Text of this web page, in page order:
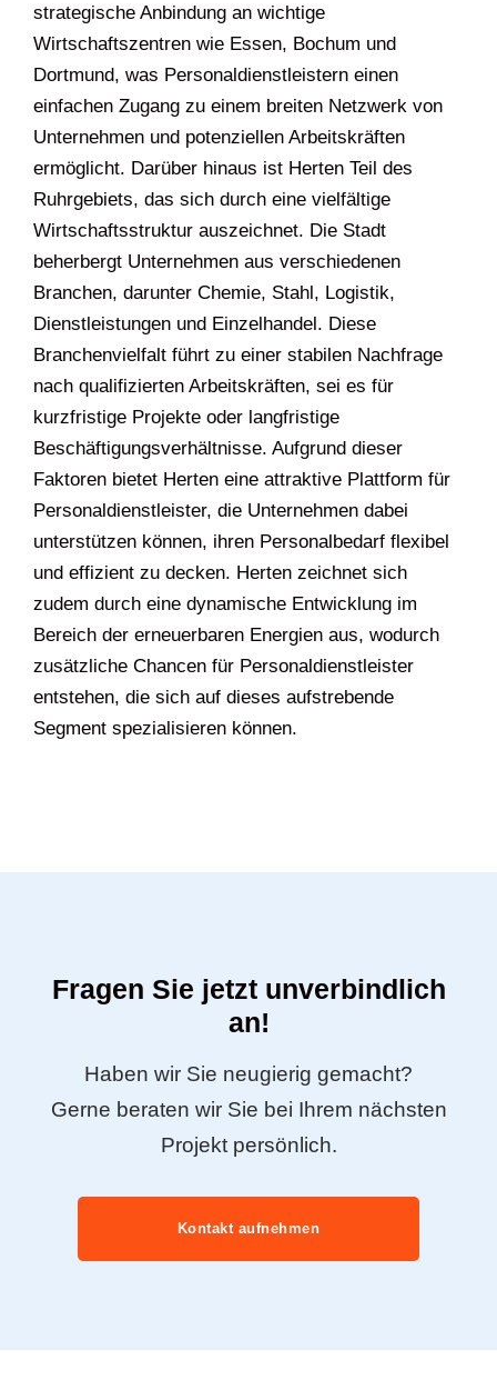
strategische Anbindung an wichtige
Wirtschaftszentren wie Essen, Bochum und
Dortmund, was Personaldienstleistern einen
einfachen Zugang zu einem breiten Netzwerk von
Unternehmen und potenziellen Arbeitskräften
ermöglicht. Darüber hinaus ist Herten Teil des
Ruhrgebiets, das sich durch eine vielfältige
Wirtschaftsstruktur auszeichnet. Die Stadt
beherbergt Unternehmen aus verschiedenen
Branchen, darunter Chemie, Stahl, Logistik,
Dienstleistungen und Einzelhandel. Diese
Branchenvielfalt führt zu einer stabilen Nachfrage
nach qualifizierten Arbeitskräften, sei es für
kurzfristige Projekte oder langfristige
Beschäftigungsverhältnisse. Aufgrund dieser
Faktoren bietet Herten eine attraktive Plattform für
Personaldienstleister, die Unternehmen dabei
unterstützen können, ihren Personalbedarf flexibel
und effizient zu decken. Herten zeichnet sich
zudem durch eine dynamische Entwicklung im
Bereich der erneuerbaren Energien aus, wodurch
zusätzliche Chancen für Personaldienstleister
entstehen, die sich auf dieses aufstrebende
Segment spezialisieren können.
Fragen Sie jetzt unverbindlich
an!
Haben wir Sie neugierig gemacht?
Gerne beraten wir Sie bei Ihrem nächsten
Projekt persönlich.
Kontakt aufnehmen